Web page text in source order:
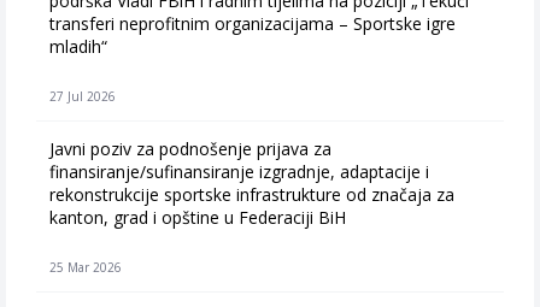
transferi neprofitnim organizacijama – Sportske igre
mladih“
27 Jul 2026
Javni poziv za podnošenje prijava za
finansiranje/sufinansiranje izgradnje, adaptacije i
rekonstrukcije sportske infrastrukture od značaja za
kanton, grad i opštine u Federaciji BiH
25 Mar 2026